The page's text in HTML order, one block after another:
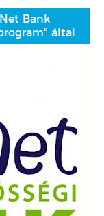
Bank
által